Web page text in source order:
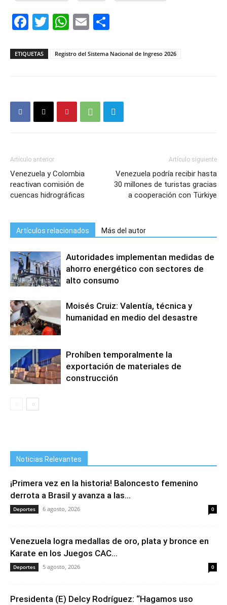
Facebook
Twitter
WhatsApp
Email
ETIQUETAS Registro del Sistema Nacional de Ingreso 2026
Artículo anterior
Venezuela y Colombia
reactivan comisión de
cuencas hidrográficas
Artículo siguiente
Venezuela podría recibir hasta
30 millones de turistas gracias
a cooperación con Türkiye
Artículos relacionados Más del autor
Autoridades implementan medidas de
ahorro energético con sectores de
alto consumo
Moisés Cruiz: Valentía, técnica y
humanidad en medio del desastre
Prohíben temporalmente la
exportación de materiales de
construcción
Noticias Relevantes
¡Primera vez en la historia! Baloncesto femenino
derrota a Brasil y avanza a las...
Deportes 6 agosto, 2026 0
Venezuela logra medallas de oro, plata y bronce en
Karate en los Juegos CAC...
Deportes 5 agosto, 2026 0
Presidenta (E) Delcy Rodríguez: “Hagamos uso